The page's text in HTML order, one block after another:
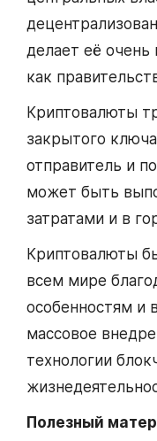
делает её очень
как
Криптовалюты
закрытого
отправитель и
может быть
затратами и в
Криптовалюты
всем мире
особенностям и
массовое
технологии
Полезный